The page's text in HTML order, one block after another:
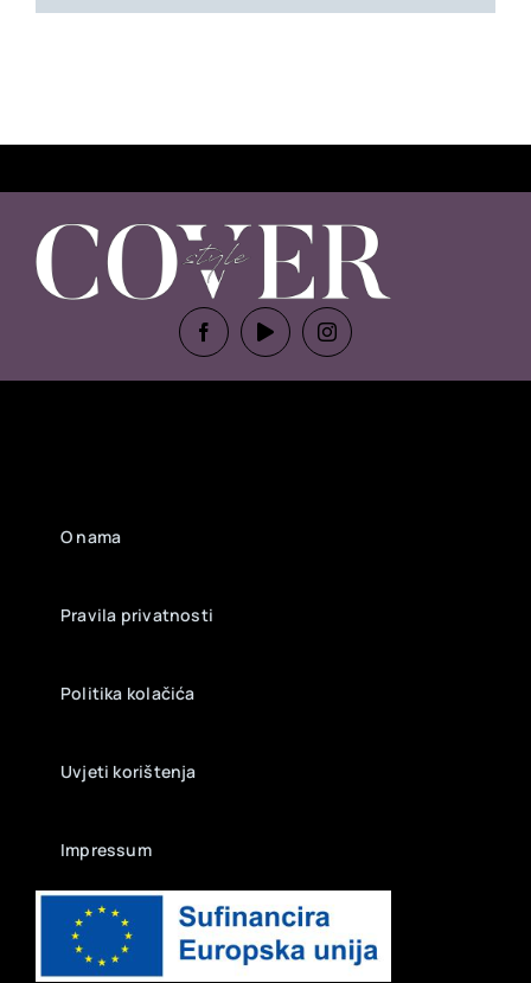
O nama
Pravila privatnosti
Politika kolačića
Uvjeti korištenja
Impressum